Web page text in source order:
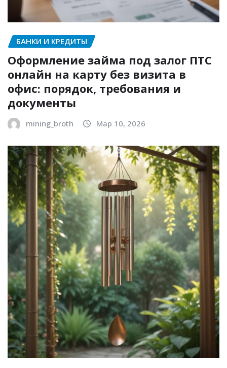
БАНКИ И КРЕДИТЫ
Оформление займа под залог ПТС
онлайн на карту без визита в
офис: порядок, требования и
документы
mining_broth Мар 10, 2026